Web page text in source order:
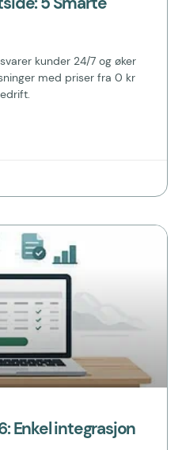
kunder 24/7 og øker
med priser fra 0 kr
Enkel integrasjon